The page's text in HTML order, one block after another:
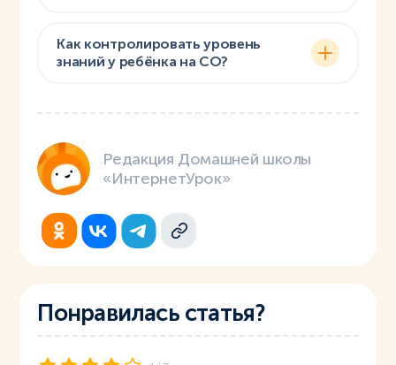
Как контролировать уровень
знаний у ребёнка на СО?
Редакция Домашней школы
«ИнтернетУрок»
Понравилась статья?